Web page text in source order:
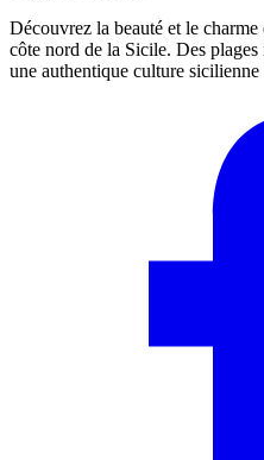
Découvrez la beauté et le
côte nord de la Sicile. Des
une authentique culture sicilienne